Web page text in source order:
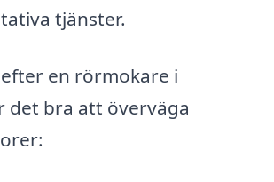
tjänster.
en rörmokare i
det bra att överväga